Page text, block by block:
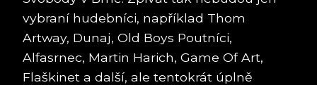
vybraní hudebníci, například Thom
Artway, Dunaj, Old Boys Poutníci,
Alfasrnec, Martin Harich, Game Of Art,
Flaškinet a další, ale tentokrát úplně